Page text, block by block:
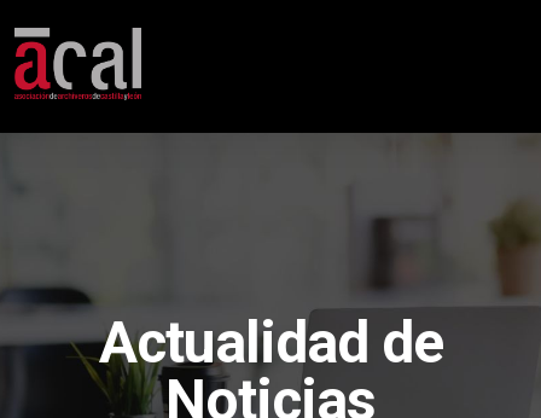
Actualidad de
Noticias